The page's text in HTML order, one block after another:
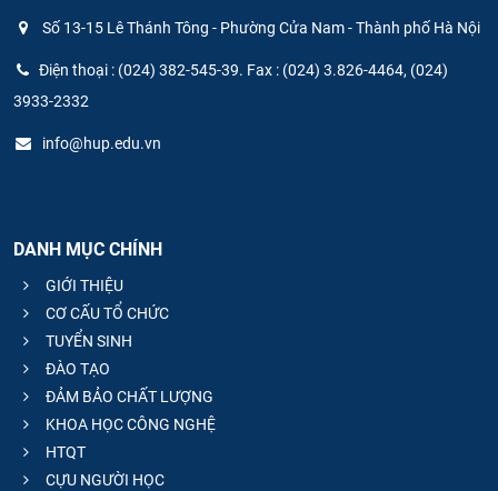
Số 13-15 Lê Thánh Tông - Phường Cửa Nam - Thành phố Hà Nội
Điện thoại : (024) 382-545-39. Fax : (024) 3.826-4464, (024)
3933-2332
info@hup.edu.vn
DANH MỤC CHÍNH
GIỚI THIỆU
CƠ CẤU TỔ CHỨC
TUYỂN SINH
ĐÀO TẠO
ĐẢM BẢO CHẤT LƯỢNG
KHOA HỌC CÔNG NGHỆ
HTQT
CỰU NGƯỜI HỌC